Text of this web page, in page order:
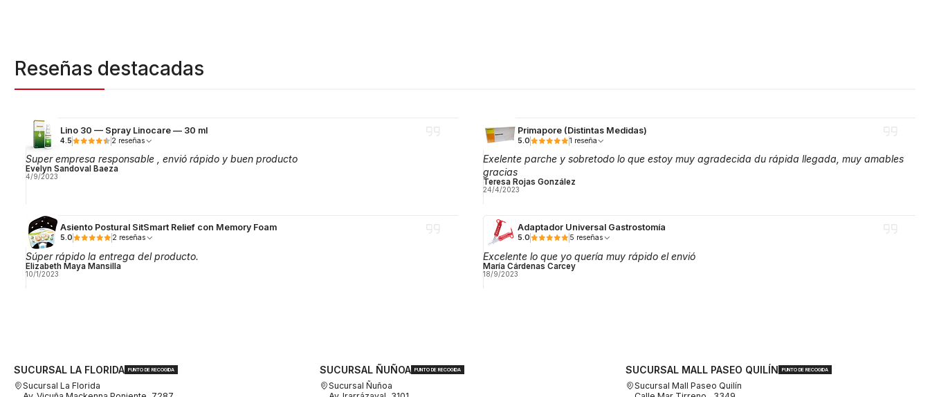
Reseñas destacadas
Lino 30 — Spray Linocare — 30 ml
4.5 2 reseñas
Super empresa responsable , envió rápido y buen producto
Evelyn Sandoval Baeza
4/9/2023
Primapore (Distintas Medidas)
5.0 1 reseña
Exelente parche y sobretodo lo que estoy muy agradecida du rápida llegada, muy amables
gracias
Teresa Rojas González
24/4/2023
Asiento Postural SitSmart Relief con Memory Foam
5.0 2 reseñas
Súper rápido la entrega del producto.
Elizabeth Maya Mansilla
10/1/2023
Adaptador Universal Gastrostomía
5.0 5 reseñas
Excelente lo que yo quería muy rápido el envió
María Cárdenas Carcey
18/9/2023
SUCURSAL LA FLORIDA PUNTO DE RECOGIDA
Sucursal La Florida
SUCURSAL ÑUÑOA PUNTO DE RECOGIDA
Sucursal Ñuñoa
SUCURSAL MALL PASEO QUILÍN PUNTO DE RECOGIDA
Sucursal Mall Paseo Quilín